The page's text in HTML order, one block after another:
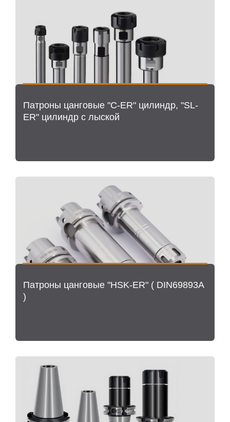
Патроны цанговые "C-ER" цилиндр, "SL-
ER" цилиндр с лыской
Патроны цанговые "HSK-ER" ( DIN69893A
)